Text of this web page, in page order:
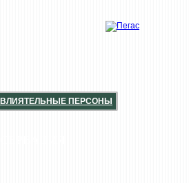
ВЛИЯТЕЛЬНЫЕ ПЕРСОНЫ